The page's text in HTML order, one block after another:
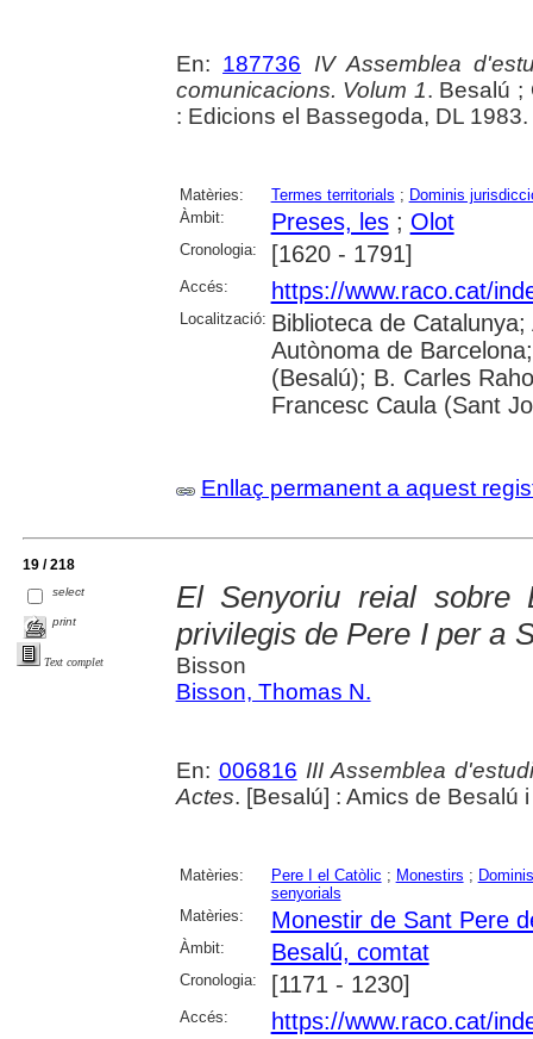
En: 187736
IV Assemblea
comunicacions. Volum 1. Besalú ;
: Edicions el Bassegoda, DL
Matèries: Termes territorials ; Dominis
Àmbit:
Preses, les; Olot
Cronologia: [1620 - 1791]
Accés: https://www.raco.cat/
Localització: Biblioteca de
Autònoma de
(Besalú); B. Carles
Francesc Caula (Sant
Enllaç permanent a aquest
19 / 218
select
print
Text complet
El Senyoriu reial
privilegis de Pere I per a
Bisson
Bisson, Thomas N.
En: 006816 III Assemblea
Actes. [Besalú] : Amics de Besalú
Matèries: Pere I el Catòlic ; Monestirs ;
senyorials
Matèries:
Monestir de Sant Pere
Àmbit: Besalú, comtat
Cronologia: [1171 - 1230]
Accés: https://www.raco.cat/